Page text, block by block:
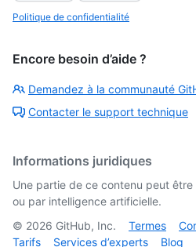
Politique de confidentialité
Encore besoin d’aide ?
Demandez à la communauté
Contacter le support technique
Informations juridiques
Une partie de ce contenu peut
ou par intelligence artificielle.
© 2026 GitHub, Inc. Termes
Tarifs
Services d’experts Blog